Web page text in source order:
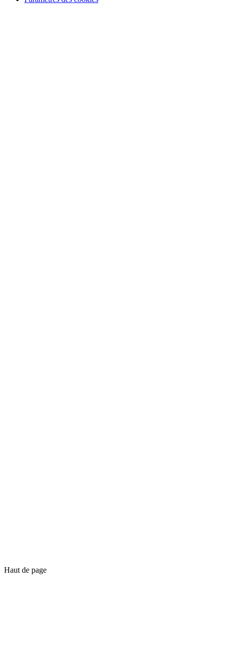
Haut de page